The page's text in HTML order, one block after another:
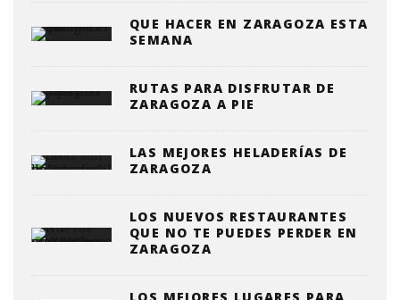
QUE HACER EN ZARAGOZA ESTA
SEMANA
RUTAS PARA DISFRUTAR DE
ZARAGOZA A PIE
LAS MEJORES HELADERÍAS DE
ZARAGOZA
LOS NUEVOS RESTAURANTES
QUE NO TE PUEDES PERDER EN
ZARAGOZA
LOS MEJORES LUGARES PARA